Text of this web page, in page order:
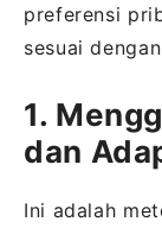
preferensi
sesuai
1.
dan
Ini adalah